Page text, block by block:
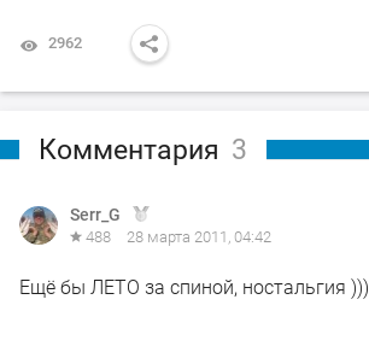
2962
Комментария 3
Serr_G
488 28 марта 2011, 04:42
Ещё бы ЛЕТО за спиной, ностальгия )))